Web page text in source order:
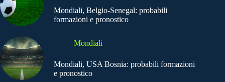
Mondiali, Belgio-Senegal: probabili
formazioni e pronostico
Mondiali
Mondiali, USA Bosnia: probabili formazioni
e pronostico